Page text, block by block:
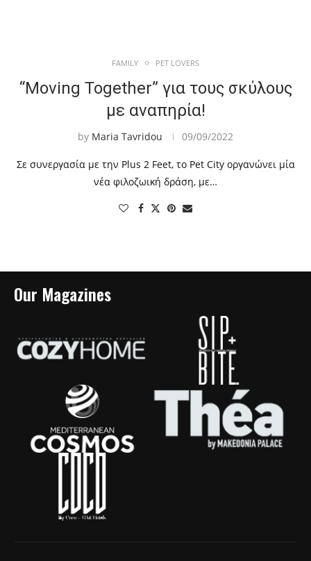
FAMILY PET LOVERS
“Moving Together” για τους σκύλους
με αναπηρία!
by Maria Tavridou 09/09/2022
Σε συνεργασία με την Plus 2 Feet, το Pet City οργανώνει μία
νέα φιλοζωική δράση, με…
Our Magazines